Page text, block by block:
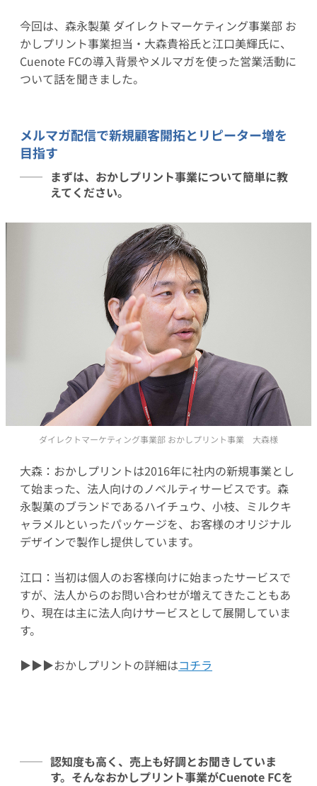
今回は、森永製菓 ダイレクトマーケティング事業部 お
かしプリント事業担当・大森貴裕氏と江口美輝氏に、
Cuenote FCの導入背景やメルマガを使った営業活動に
ついて話を聞きました。
メルマガ配信で新規顧客開拓とリピーター増を
目指す
まずは、おかしプリント事業について簡単に教
えてください。
ダイレクトマーケティング事業部 おかしプリント事業 大森様
大森：おかしプリントは2016年に社内の新規事業とし
て始まった、法人向けのノベルティサービスです。森
永製菓のブランドであるハイチュウ、小枝、ミルクキ
ャラメルといったパッケージを、お客様のオリジナル
デザインで製作し提供しています。
江口：当初は個人のお客様向けに始まったサービスで
すが、法人からのお問い合わせが増えてきたこともあ
り、現在は主に法人向けサービスとして展開していま
す。
▶▶▶おかしプリントの詳細はコチラ
認知度も高く、売上も好調とお聞きしていま
す。そんなおかしプリント事業がCuenote FCを